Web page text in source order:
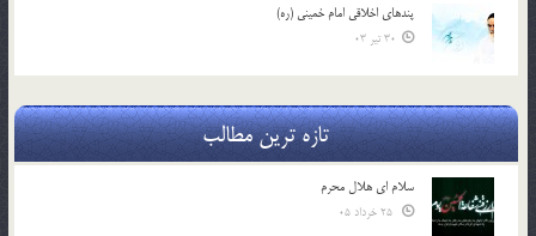
پندهاي اخلاقي امام خميني (ره)
30 تیر 03
تازه ترین مطالب
سلام ای هلال محرم